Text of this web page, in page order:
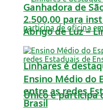
Linhares é
Único e participa
Ganhadora de
2.500,00 para
Abrigo de Luz –
Ensino Médio do
entre as redes
Brasil